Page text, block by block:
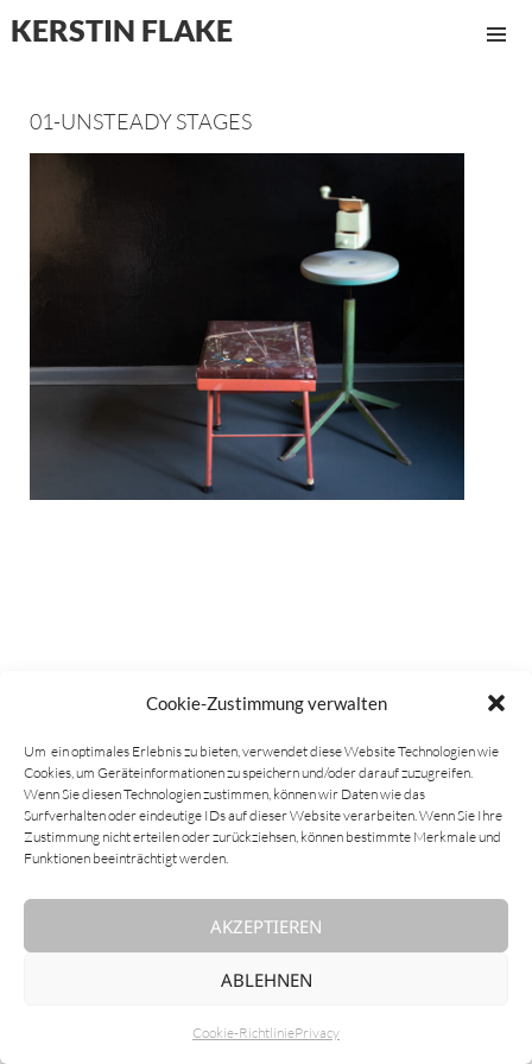
Cookie-Zustimmung verwalten
Um ein optimales Erlebnis zu bieten, verwendet diese Website Technologien wie
Cookies, um Geräteinformationen zu speichern und/oder darauf zuzugreifen.
Wenn Sie diesen Technologien zustimmen, können wir Daten wie das
Surfverhalten oder eindeutige IDs auf dieser Website verarbeiten. Wenn Sie Ihre
Zustimmung nicht erteilen oder zurückziehsen, können bestimmte Merkmale und
Funktionen beeinträchtigt werden.
AKZEPTIEREN
ABLEHNEN
Cookie-RichtliniePrivacy
KERSTIN FLAKE
01-UNSTEADY STAGES